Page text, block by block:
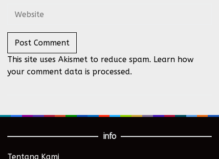
This site uses Akismet to reduce spam. Learn how
your comment data is processed.
info
Tentang Kami